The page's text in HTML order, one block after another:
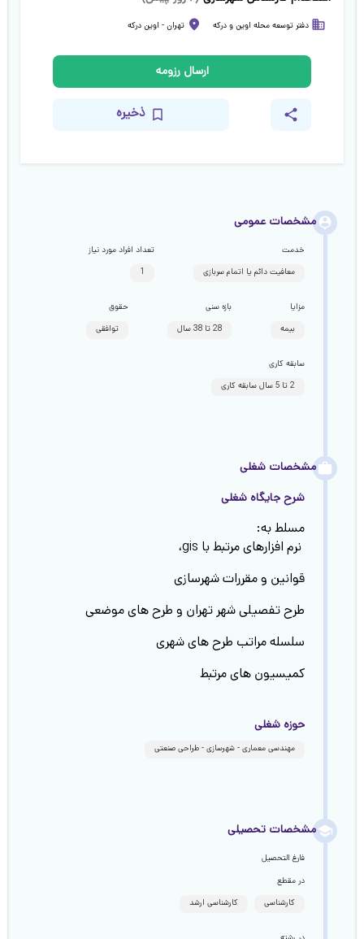
دفتر توسعه محله اوین و درکه تهران - اوین درکه
ارسال رزومه
ذخیره
مشخصات عمومی
خدمت
معافیت دائم یا اتمام سربازی
تعداد افراد مورد نیاز
1
مزایا
بیمه
بازه سنی
28 تا 38 سال
حقوق
توافقی
سابقه کاری
2 تا 5 سال سابقه کاری
مشخصات شغلی
شرح جایگاه شغلی
مسلط به:
نرم افزارهای مرتبط با gis،
قوانین و مقررات شهرسازی
طرح تفصیلی شهر تهران و طرح های موضعی
سلسله مراتب طرح های شهری
کمیسیون های مرتبط
حوزه شغلی
مهندسی معماری - شهرسازی - طراحی صنعتی
مشخصات تحصیلی
فارغ التحصیل
در مقطع
کارشناسی
کارشناسی ارشد